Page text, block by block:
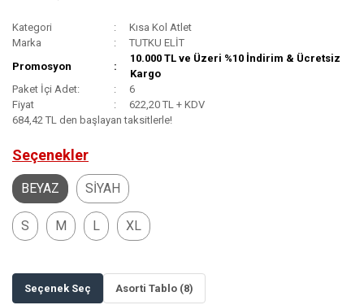
Kategori
Kısa Kol Atlet
Marka
TUTKU ELİT
Promosyon
10.000 TL ve Üzeri %10 İndirim & Ücretsiz
Kargo
Paket İçi Adet:
6
Fiyat
622,20 TL + KDV
684,42 TL den başlayan taksitlerle!
Seçenekler
BEYAZ SİYAH
S M L XL
Seçenek Seç Asorti Tablo (8)